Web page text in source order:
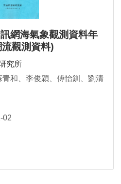
網海氣象觀測資料年
觀測資料)
究所
和、李俊穎、傅怡釧、劉清
02